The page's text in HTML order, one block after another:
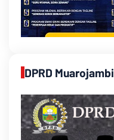
DPRD Muarojambi